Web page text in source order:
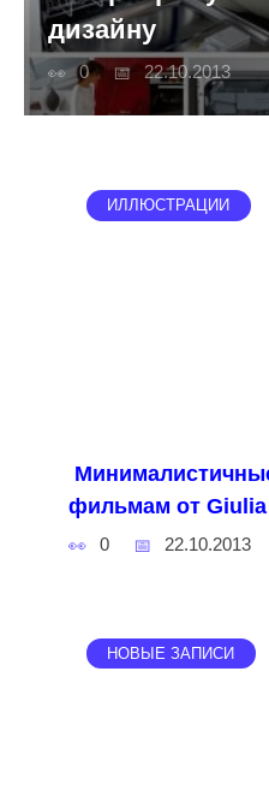
дизайну
0 22.10.2013
ИЛЛЮСТРАЦИИ
фильмам от
0 22.10.2013
НОВЫЕ ЗАПИСИ